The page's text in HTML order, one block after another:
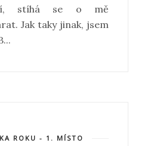
stíhá se o mě
Jak taky jinak, jsem
ROKU - 1. MÍSTO